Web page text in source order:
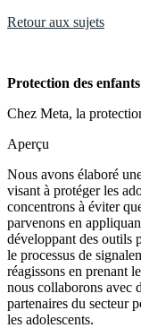
Retour aux sujets
Protection des
Chez Meta, la
Aperçu
Nous avons élaboré
visant à protéger les
concentrons à éviter
parvenons en
développant des outils
le processus de
réagissons en prenant
nous collaborons avec
partenaires du secteur
les adolescents.